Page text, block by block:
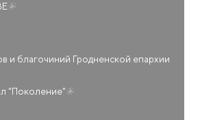
и благочиний Гродненской епархии
"Поколение"